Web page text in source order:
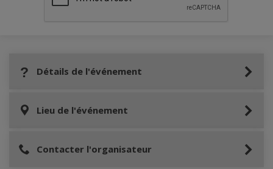
Détails de l'événement
Lieu de l'événement
Contacter l'organisateur